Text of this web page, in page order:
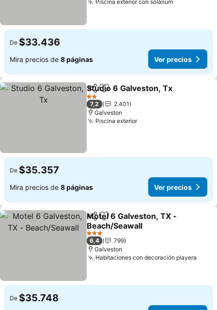
Piscina exterior con soláriumVer precios
De $33.436
Mira precios de 8 páginas Ver precios
CompartirAgregar a favoritos
Studio 6 Galveston, Tx
2 Estrellas
7,2
2.401
Galveston
Piscina exteriorVer precios
De $35.357
Mira precios de 8 páginas Ver precios
CompartirAgregar a favoritos
Motel 6 Galveston, TX -
Beach/Seawall
Ver precios
3 Estrellas
6,4
799
Galveston
Habitaciones con decoración playera
De $35.748